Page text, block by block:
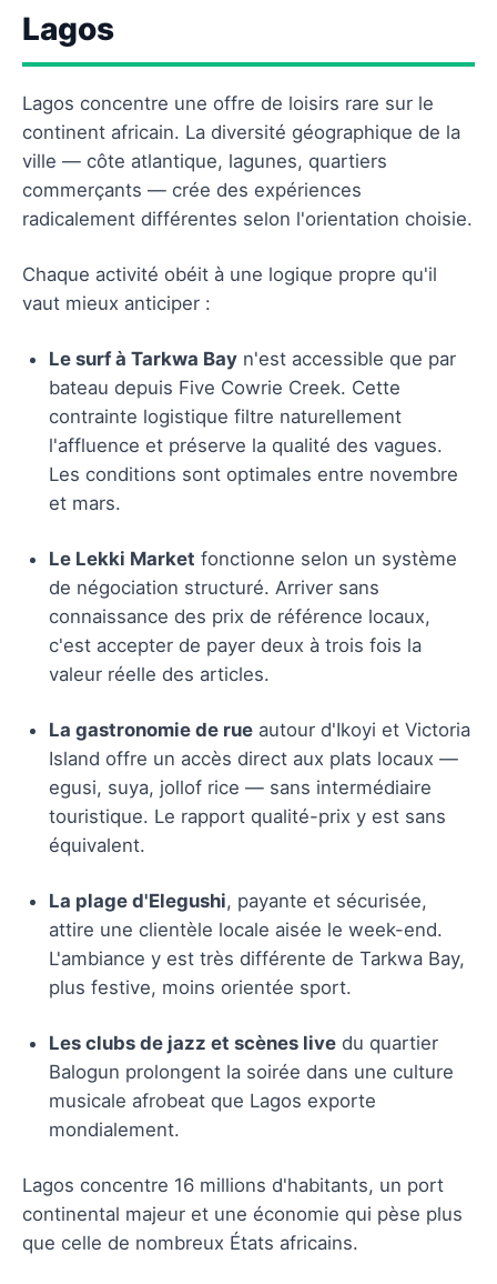
Lagos
Lagos concentre une offre de loisirs rare sur le
continent africain. La diversité géographique de la
ville — côte atlantique, lagunes, quartiers
commerçants — crée des expériences
radicalement différentes selon l'orientation choisie.
Chaque activité obéit à une logique propre qu'il
vaut mieux anticiper :
Le surf à Tarkwa Bay n'est accessible que par
bateau depuis Five Cowrie Creek. Cette
contrainte logistique filtre naturellement
l'affluence et préserve la qualité des vagues.
Les conditions sont optimales entre novembre
et mars.
Le Lekki Market fonctionne selon un système
de négociation structuré. Arriver sans
connaissance des prix de référence locaux,
c'est accepter de payer deux à trois fois la
valeur réelle des articles.
La gastronomie de rue autour d'Ikoyi et Victoria
Island offre un accès direct aux plats locaux —
egusi, suya, jollof rice — sans intermédiaire
touristique. Le rapport qualité-prix y est sans
équivalent.
La plage d'Elegushi, payante et sécurisée,
attire une clientèle locale aisée le week-end.
L'ambiance y est très différente de Tarkwa Bay,
plus festive, moins orientée sport.
Les clubs de jazz et scènes live du quartier
Balogun prolongent la soirée dans une culture
musicale afrobeat que Lagos exporte
mondialement.
Lagos concentre 16 millions d'habitants, un port
continental majeur et une économie qui pèse plus
que celle de nombreux États africains.